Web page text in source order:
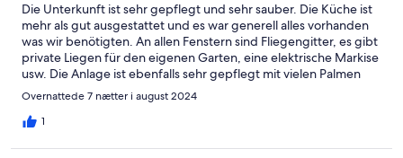
Die Unterkunft ist sehr gepflegt und sehr sauber. Die Küche ist
mehr als gut ausgestattet und es war generell alles vorhanden
was wir benötigten. An allen Fenstern sind Fliegengitter, es gibt
private Liegen für den eigenen Garten, eine elektrische Markise
usw. Die Anlage ist ebenfalls sehr gepflegt mit vielen Palmen
und Blumen und einem tollen großen Pool. Der Weg zu den
Dünen war ca. 5 Minuten, zur Promenade 15 min (ein sehr
schöner Weg entlang der Dünen und des Meeres) Supermarkt
der Hauptstraße war es ruhig und sehr angenehm. Der Check-
Overnattede 7 nætter i august 2024
1